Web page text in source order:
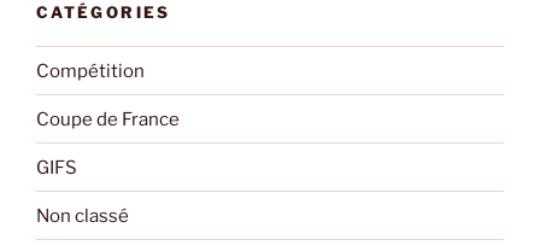
CATÉGORIES
Compétition
Coupe de France
GIFS
Non classé